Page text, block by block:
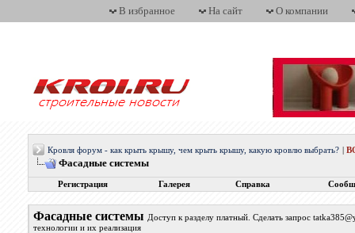
В избранное На сайт О компании
Кровля форум - как крыть крышу, чем крыть крышу, какую кровлю выбрать?
Фасадные системы
Регистрация Галерея Справка
Фасадные системы Доступ к разделу платный. Сделать запрос
технологии и их реализация